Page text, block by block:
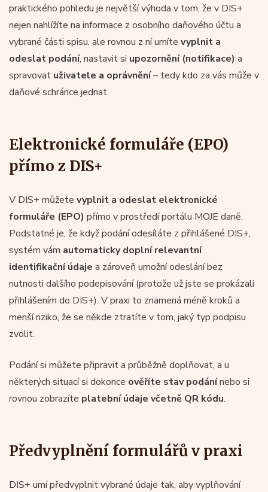
praktického pohledu je největší výhoda v tom, že v DIS+
nejen nahlížíte na informace z osobního daňového účtu a
vybrané části spisu, ale rovnou z ní umíte vyplnit a
odeslat podání, nastavit si upozornění (notifikace) a
spravovat uživatele a oprávnění– tedy kdo za vás může v
daňové schránce jednat.
Elektronické formuláře (EPO)
přímo z DIS+
V DIS+ můžete vyplnit a odeslat elektronické
formuláře (EPO) přímo v prostředí portálu MOJE daně.
Podstatné je, že když podání odesíláte z přihlášené DIS+,
systém vám automaticky doplní relevantní
identifikační údaje a zároveň umožní odeslání bez
nutnosti dalšího podepisování (protože už jste se prokázali
přihlášením do DIS+). V praxi to znamená méně kroků a
menší riziko, že se někde ztratíte v tom, jaký typ podpisu
zvolit.
Podání si můžete připravit a průběžně doplňovat, a u
některých situací si dokonce ověříte stav podánínebo si
rovnou zobrazíte platební údaje včetně QR kódu.
Předvyplnění formulářů v praxi
DIS+ umí předvyplnit vybrané údaje tak, aby vyplňování